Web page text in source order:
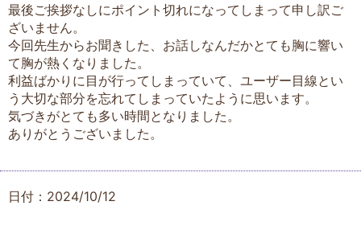
最後ご挨拶なしにポイント切れになってしまって申し訳ご
ざいません。
今回先生からお聞きした、お話しなんだかとても胸に響い
て胸が熱くなりました。
利益ばかりに目が行ってしまっていて、ユーザー目線とい
う大切な部分を忘れてしまっていたように思います。
気づきがとても多い時間となりました。
ありがとうございました。
日付：2024/10/12